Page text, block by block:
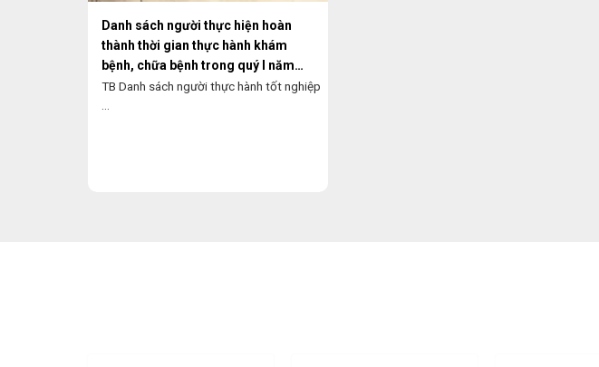
Danh sách người thực hiện hoàn
thành thời gian thực hành khám
bệnh, chữa bệnh trong quý I năm
2026
TB Danh sách người thực hành tốt nghiệp